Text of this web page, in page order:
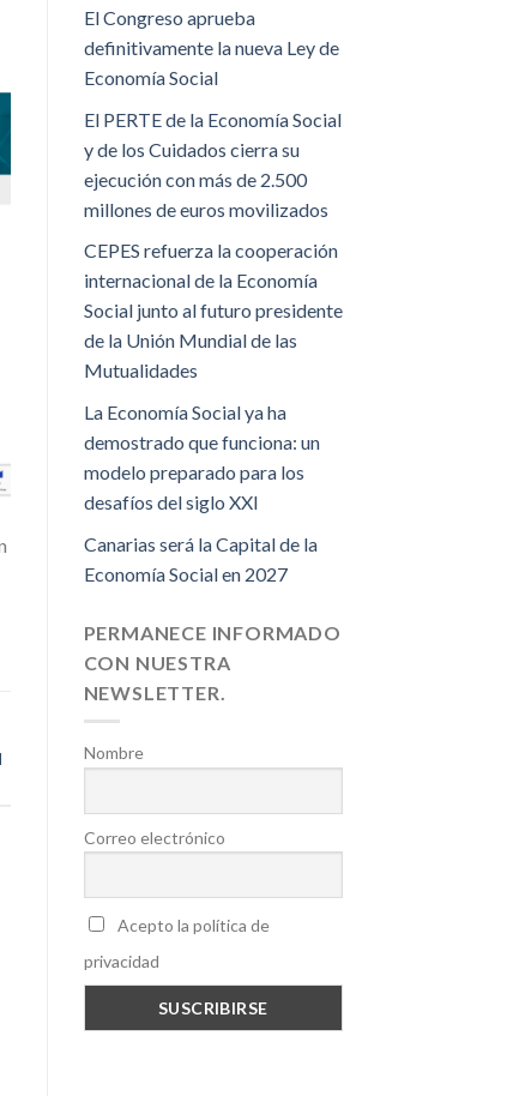
El Congreso aprueba
definitivamente la nueva Ley de
Economía Social
El PERTE de la Economía Social
y de los Cuidados cierra su
ejecución con más de 2.500
millones de euros movilizados
CEPES refuerza la cooperación
internacional de la Economía
Social junto al futuro presidente
de la Unión Mundial de las
Mutualidades
La Economía Social ya ha
demostrado que funciona: un
modelo preparado para los
desafíos del siglo XXI
Canarias será la Capital de la
Economía Social en 2027
PERMANECE INFORMADO
CON NUESTRA
NEWSLETTER.
Nombre
Correo electrónico
Acepto la política de
privacidad